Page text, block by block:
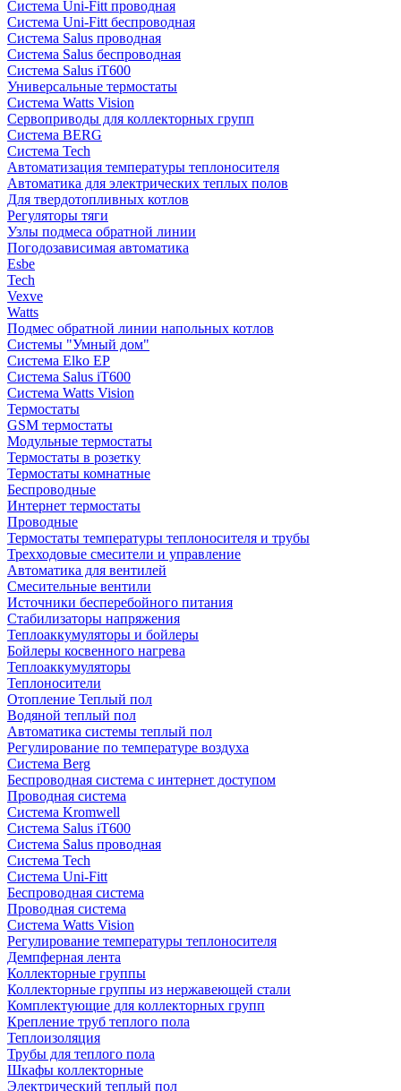
Система Uni-Fitt проводная
Система Uni-Fitt беспроводная
Система Salus проводная
Система Salus беспроводная
Система Salus iT600
Универсальные термостаты
Система Watts Vision
Сервоприводы для коллекторных групп
Система BERG
Система Tech
Автоматизация температуры теплоносителя
Автоматика для электрических теплых полов
Для твердотопливных котлов
Регуляторы тяги
Узлы подмеса обратной линии
Погодозависимая автоматика
Esbe
Tech
Vexve
Watts
Подмес обратной линии напольных котлов
Системы "Умный дом"
Система Elko EP
Система Salus iT600
Система Watts Vision
Термостаты
GSM термостаты
Модульные термостаты
Термостаты в розетку
Термостаты комнатные
Беспроводные
Интернет термостаты
Проводные
Термостаты температуры теплоносителя и трубы
Трехходовые смесители и управление
Автоматика для вентилей
Смесительные вентили
Источники бесперебойного питания
Стабилизаторы напряжения
Теплоаккумуляторы и бойлеры
Бойлеры косвенного нагрева
Теплоаккумуляторы
Теплоносители
Отопление Теплый пол
Водяной теплый пол
Автоматика системы теплый пол
Регулирование по температуре воздуха
Система Berg
Беспроводная система с интернет доступом
Проводная система
Система Kromwell
Система Salus iT600
Система Salus проводная
Система Tech
Система Uni-Fitt
Беспроводная система
Проводная система
Система Watts Vision
Регулирование температуры теплоносителя
Демпферная лента
Коллекторные группы
Коллекторные группы из нержавеющей стали
Комплектующие для коллекторных групп
Крепление труб теплого пола
Теплоизоляция
Трубы для теплого пола
Шкафы коллекторные
Электрический теплый пол